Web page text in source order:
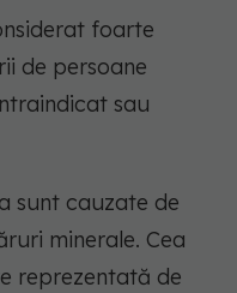
foarte
de persoane
sau
sunt cauzate de
minerale. Cea
reprezentată de